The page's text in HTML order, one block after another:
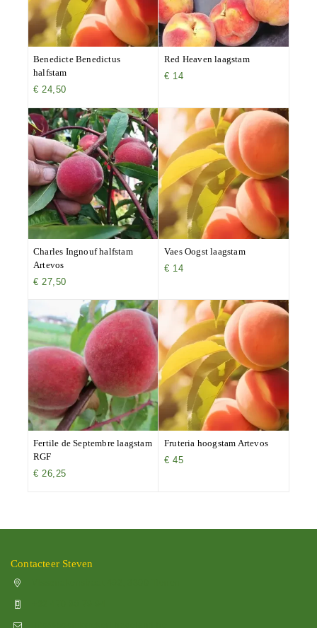
Benedicte Benedictus
halfstam
€ 24,50
Red Heaven laagstam
€ 14
Charles Ingnouf halfstam
Artevos
€ 27,50
Vaes Oogst laagstam
€ 14
Fertile de Septembre laagstam
RGF
€ 26,25
Fruteria hoogstam Artevos
€ 45
Contacteer Steven